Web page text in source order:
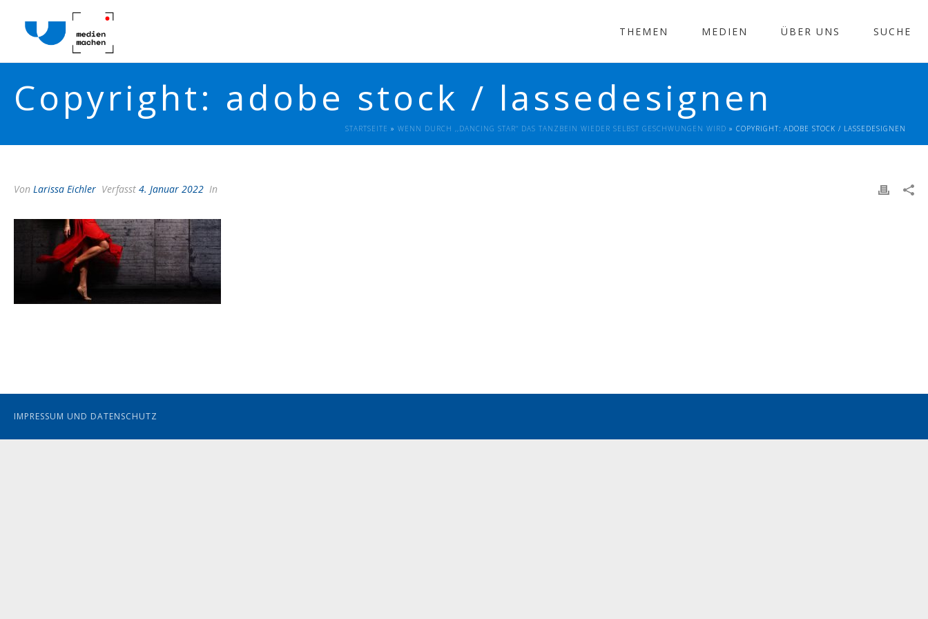
THEMEN MEDIEN ÜBER UNS SUCHE
Copyright: adobe stock / lassedesignen
STARTSEITE » WENN DURCH ,,DANCING STAR‘‘ DAS TANZBEIN WIEDER SELBST GESCHWUNGEN WIRD » COPYRIGHT: ADOBE STOCK / LASSEDESIGNEN
Von Larissa Eichler Verfasst 4. Januar 2022 In
IMPRESSUM UND DATENSCHUTZ